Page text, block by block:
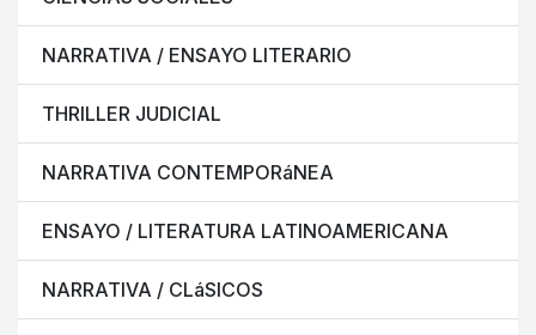
NARRATIVA / ENSAYO LITERARIO
THRILLER JUDICIAL
NARRATIVA CONTEMPORáNEA
ENSAYO / LITERATURA LATINOAMERICANA
NARRATIVA / CLáSICOS